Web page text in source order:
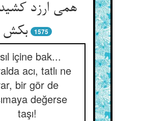
همی ارزد
بکش
1575
içine bak...
acı, tatlı ne
bir gör de
değerse
taşı!